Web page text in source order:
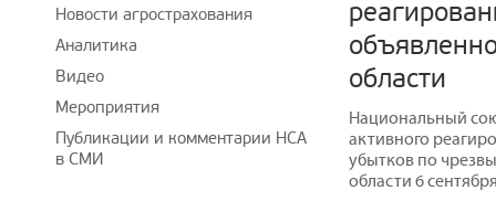
области
Национальный
активного
убытков по
области 6
Новости агрострахования
Аналитика
Видео
Мероприятия
Публикации и комментарии НСА
в СМИ